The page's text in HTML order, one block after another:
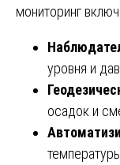
мониторинг
уровня и
осадок и